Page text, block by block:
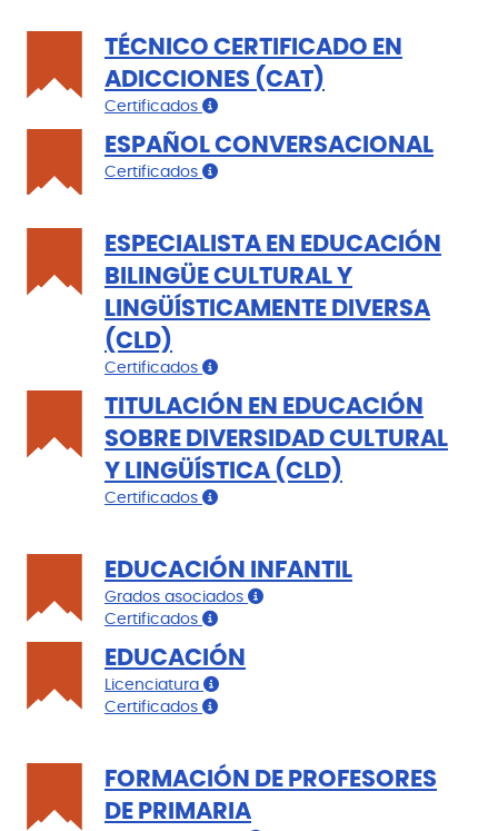
TÉCNICO CERTIFICADO EN
ADICCIONES (CAT)
Certificados
ESPAÑOL CONVERSACIONAL
Certificados
ESPECIALISTA EN EDUCACIÓN
BILINGÜE CULTURAL Y
LINGÜÍSTICAMENTE DIVERSA
(CLD)
Certificados
TITULACIÓN EN EDUCACIÓN
SOBRE DIVERSIDAD CULTURAL
Y LINGÜÍSTICA (CLD)
Certificados
EDUCACIÓN INFANTIL
Grados asociados
Certificados
EDUCACIÓN
Licenciatura
Certificados
FORMACIÓN DE PROFESORES
DE PRIMARIA